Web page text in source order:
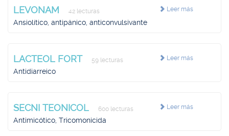
Leer más
LEVONAM 42 lecturas
Ansiolítico, antipánico, anticonvulsivante
Leer más
LACTEOL FORT 59 lecturas
Antidiarreico
Leer más
SECNI TEONICOL 600 lecturas
Antimicótico, Tricomonicida